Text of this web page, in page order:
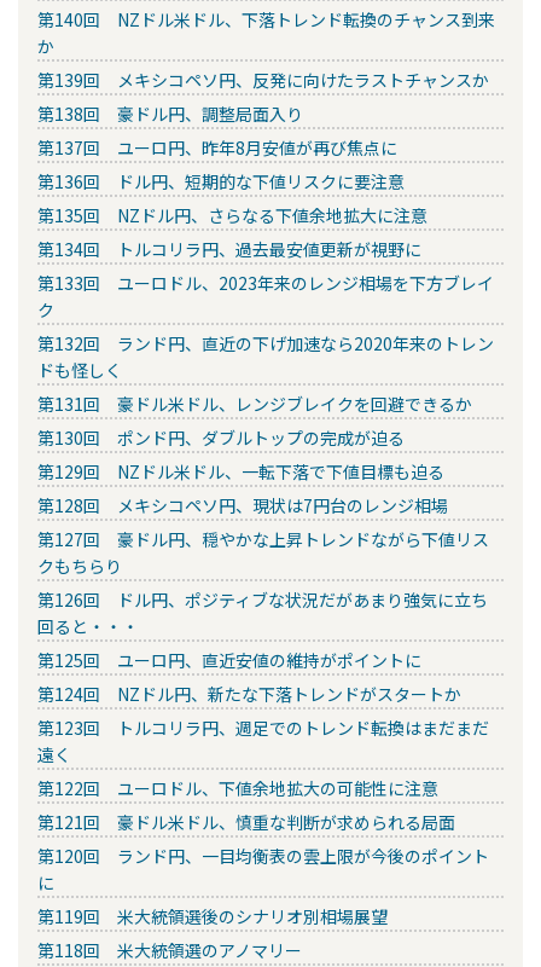
第140回 NZドル米ドル、下落トレンド転換のチャンス到来
か
第139回 メキシコペソ円、反発に向けたラストチャンスか
第138回 豪ドル円、調整局面入り
第137回 ユーロ円、昨年8月安値が再び焦点に
第136回 ドル円、短期的な下値リスクに要注意
第135回 NZドル円、さらなる下値余地拡大に注意
第134回 トルコリラ円、過去最安値更新が視野に
第133回 ユーロドル、2023年来のレンジ相場を下方ブレイ
ク
第132回 ランド円、直近の下げ加速なら2020年来のトレン
ドも怪しく
第131回 豪ドル米ドル、レンジブレイクを回避できるか
第130回 ポンド円、ダブルトップの完成が迫る
第129回 NZドル米ドル、一転下落で下値目標も迫る
第128回 メキシコペソ円、現状は7円台のレンジ相場
第127回 豪ドル円、穏やかな上昇トレンドながら下値リス
クもちらり
第126回 ドル円、ポジティブな状況だがあまり強気に立ち
回ると・・・
第125回 ユーロ円、直近安値の維持がポイントに
第124回 NZドル円、新たな下落トレンドがスタートか
第123回 トルコリラ円、週足でのトレンド転換はまだまだ
遠く
第122回 ユーロドル、下値余地拡大の可能性に注意
第121回 豪ドル米ドル、慎重な判断が求められる局面
第120回 ランド円、一目均衡表の雲上限が今後のポイント
に
第119回 米大統領選後のシナリオ別相場展望
第118回 米大統領選のアノマリー